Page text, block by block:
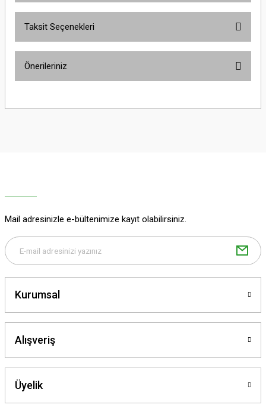
Taksit Seçenekleri
Önerileriniz
yetersiz gördüğünüz noktaları öneri formunu kullanarak tarafımıza
Bu ürüne benzer farklı alternatifler olmalı.
Mail adresinizle e-bültenimize kayıt olabilirsiniz.
Kurumsal
Alışveriş
Üyelik